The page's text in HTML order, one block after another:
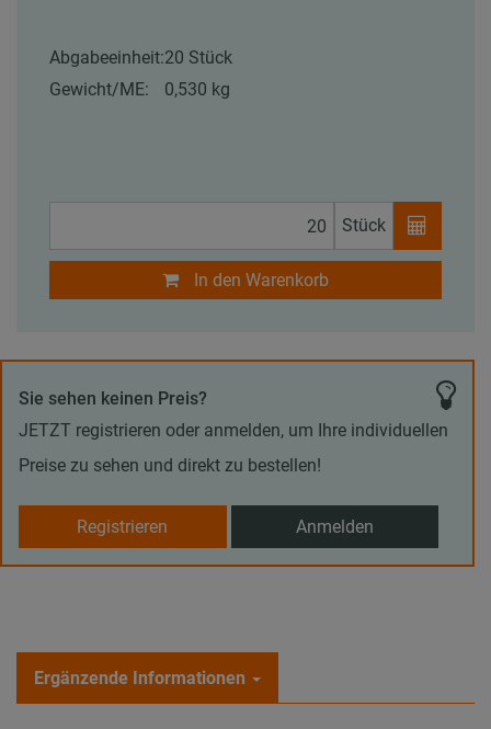
Abgabeeinheit:20 Stück
Gewicht/ME:
0,530 kg
Stück
In den Warenkorb
Sie sehen keinen Preis?
JETZT registrieren oder anmelden, um Ihre individuellen
Preise zu sehen und direkt zu bestellen!
Registrieren Anmelden
Ergänzende Informationen